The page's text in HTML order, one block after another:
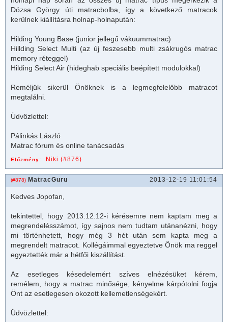
Dózsa György úti matracbolba, így a következő matracok
kerülnek kiállításra holnap-holnapután:
Hilding Young Base (junior jellegű vákuummatrac)
Hillding Select Multi (az új feszesebb multi zsákrugós matrac
memory réteggel)
Hilding Select Air (hideghab speciális beépített modulokkal)
Reméljük sikerül Önöknek is a legmegfelelőbb matracot
megtalálni.
Üdvözlettel:
Pálinkás László
Matrac fórum és online tanácsadás
Előzmény: Niki (#876)
(#878) MatracGuru 2013-12-19 11:01:54
Kedves Jopofan,
tekintettel, hogy 2013.12.12-i kérésemre nem kaptam meg a
megrendelésszámot, így sajnos nem tudtam utánanézni, hogy
mi történhetett, hogy még 3 hét után sem kapta meg a
megrendelt matracot. Kollégáimmal egyeztetve Önök ma reggel
egyeztették már a hétfői kiszállítást.
Az esetleges késedelemért szíves elnézésüket kérem,
remélem, hogy a matrac minősége, kényelme kárpótolni fogja
Önt az esetlegesen okozott kellemetlenségekért.
Üdvözlettel: